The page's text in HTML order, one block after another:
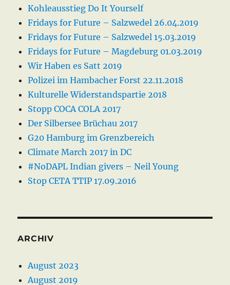
Kohleausstieg Do It Yourself
Fridays for Future – Salzwedel 26.04.2019
Fridays for Future – Salzwedel 15.03.2019
Fridays for Future – Magdeburg 01.03.2019
Wir Haben es Satt 2019
Polizei im Hambacher Forst 22.11.2018
Kulturelle Widerstandspartie 2018
Stopp COCA COLA 2017
Der Silbersee Brüchau 2017
G20 Hamburg im Grenzbereich
Climate March 2017 in DC
#NoDAPL Indian givers – Neil Young
Stop CETA TTIP 17.09.2016
ARCHIV
August 2023
August 2019